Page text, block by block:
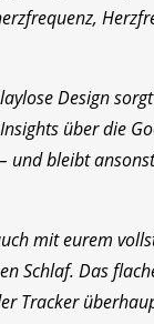
Design
über die
bleibt
mit eurem
Schlaf. Das
Tracker